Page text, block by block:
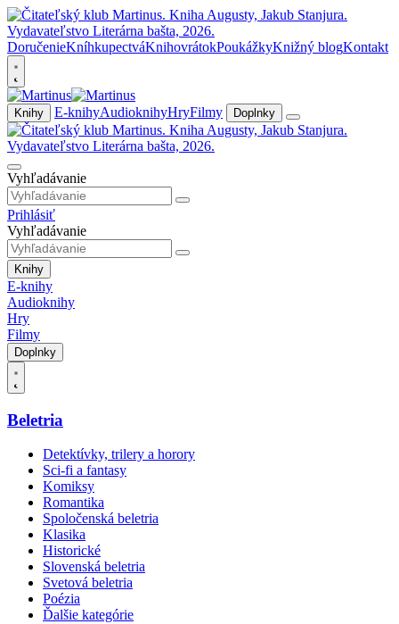
DoručenieKníhkupectváKnihovrátokPoukážkyKnižný blogKontakt
Knihy E-knihyAudioknihyHryFilmy Doplnky
Vyhľadávanie
Prihlásiť
Vyhľadávanie
Knihy
E-knihy
Audioknihy
Hry
Filmy
Doplnky
Beletria
Detektívky, trilery a horory
Sci-fi a fantasy
Komiksy
Romantika
Spoločenská beletria
Klasika
Historické
Slovenská beletria
Svetová beletria
Poézia
Ďalšie kategórie